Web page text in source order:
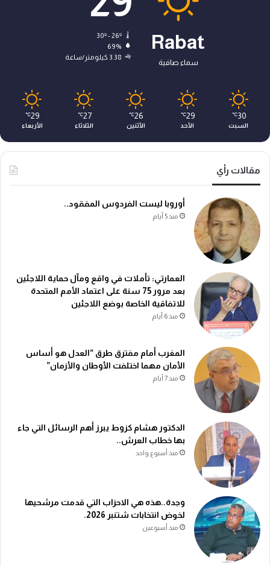
Rabat
سماء صافية
69%
3.38 كيلومتر/ساعة
30
℃
السبت
29
℃
الأحد
26
℃
الأثنين
27
℃
الثلاثاء
29
℃
الأربعاء
مقالات رأي
أوروبا ليست الفردوس المفقود..
منذ 5 أيام
العمارتي: تأملات في واقع ومآل حماية اللاجئين
بعد مرور 75 سنة على اعتماد الأمم المتحدة
للاتفاقية الخاصة بوضع اللاجئين
منذ 6 أيام
المغرب أمام مفترق طرق “العدل هو أساس
الأمان مهما اختلفت الأوطان والأزمان”
منذ 7 أيام
الدكتور هشام كزوط يبرز أهم الرسائل التي جاء
بها خطاب العرش..
منذ أسبوع واحد
وجدة..هذه هي الاحزاب التي قدمت مرشحيها
لخوض انتخابات شتنبر 2026.
منذ أسبوعين